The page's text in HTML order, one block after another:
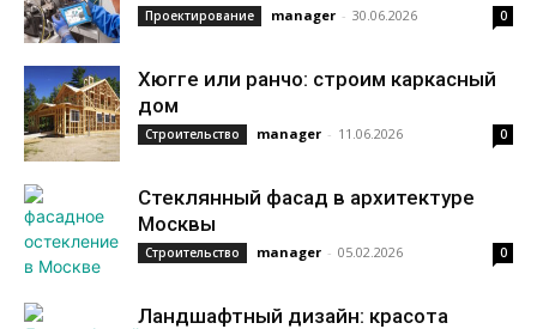
Проектирование manager - 30.06.2026 0
Хюгге или ранчо: строим каркасный
дом
Строительство manager - 11.06.2026 0
Стеклянный фасад в архитектуре
Москвы
Строительство manager - 05.02.2026 0
Ландшафтный дизайн: красота